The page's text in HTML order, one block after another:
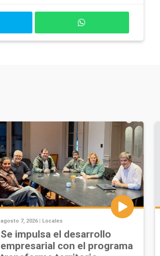
agosto 7, 2026 | Locales
Se impulsa el desarrollo
empresarial con el programa